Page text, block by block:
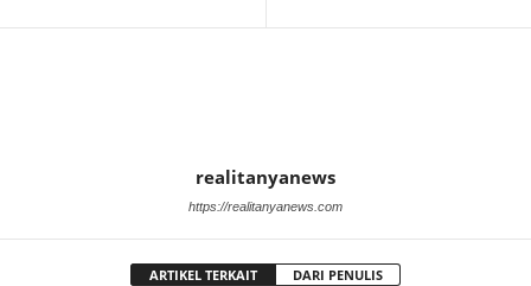
realitanyanews
https://realitanyanews.com
ARTIKEL TERKAIT DARI PENULIS